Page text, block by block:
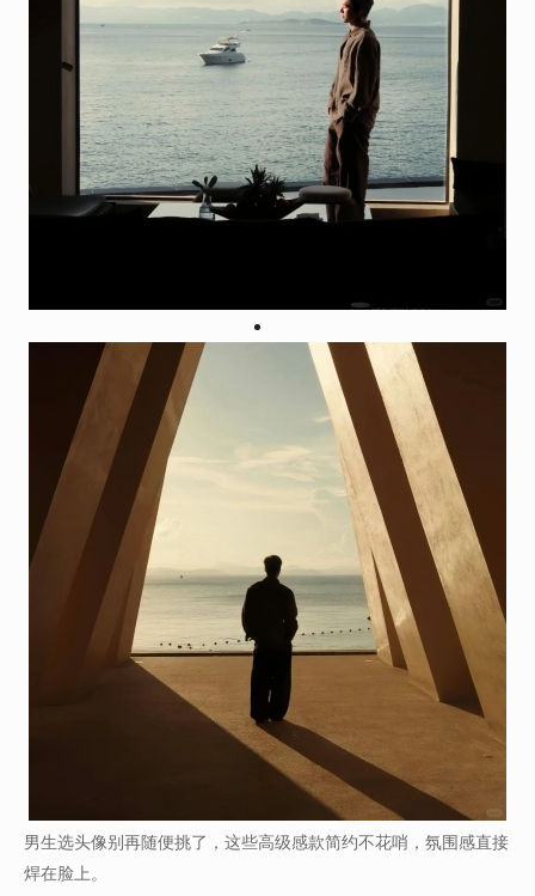
男生选头像别再随便挑了，这些高级感款简约不花哨，氛围感直接
焊在脸上。